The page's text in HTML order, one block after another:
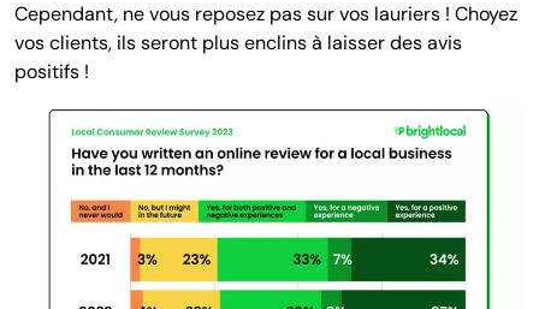
Cependant, ne vous reposez pas sur vos lauriers ! Choyez
vos clients, ils seront plus enclins à laisser des avis
positifs !